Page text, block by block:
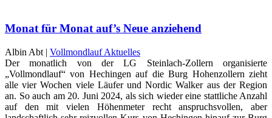
Monat für Monat auf’s Neue anziehend
Albin Abt | Vollmondlauf Aktuelles
Der monatlich von der LG Steinlach-Zollern organisierte
„Vollmondlauf“ von Hechingen auf die Burg Hohenzollern zieht
alle vier Wochen viele Läufer und Nordic Walker aus der Region
an. So auch am 20. Juni 2024, als sich wieder eine stattliche Anzahl
auf den mit vielen Höhenmeter recht anspruchsvollen, aber